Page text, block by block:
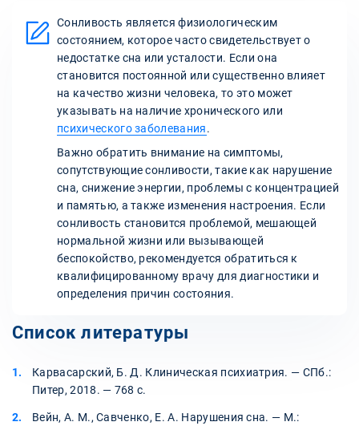
Сонливость является физиологическим
состоянием, которое часто свидетельствует о
недостатке сна или усталости. Если она
становится постоянной или существенно влияет
на качество жизни человека, то это может
указывать на наличие хронического или
психического заболевания.
Важно обратить внимание на симптомы,
сопутствующие сонливости, такие как нарушение
сна, снижение энергии, проблемы с концентрацией
и памятью, а также изменения настроения. Если
сонливость становится проблемой, мешающей
нормальной жизни или вызывающей
беспокойство, рекомендуется обратиться к
квалифицированному врачу для диагностики и
определения причин состояния.
Список литературы
Карвасарский, Б. Д. Клиническая психиатрия. — СПб.:
Питер, 2018. — 768 с.
Вейн, А. М., Савченко, Е. А. Нарушения сна. — М.: